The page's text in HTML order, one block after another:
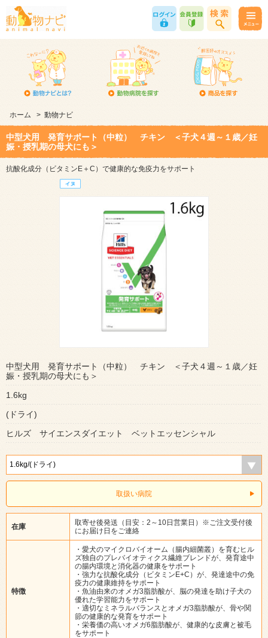
ホーム > 動物ナビ
中型犬用 発育サポート（中粒） チキン ＜子犬４週～１歳／妊
娠・授乳期の母犬にも＞
抗酸化成分（ビタミンE＋C）で健康的な免疫力をサポート
中型犬用 発育サポート（中粒） チキン ＜子犬４週～１歳／妊
娠・授乳期の母犬にも＞
1.6kg
(ドライ)
ヒルズ サイエンスダイエット ベットエッセンシャル
取扱い病院
在庫
取寄せ後発送（目安：2～10日営業日）※ご注文受付後
にお届け日をご連絡
特徴
・愛犬のマイクロバイオーム（腸内細菌叢）を育むヒル
ズ独自のプレバイオティクス繊維ブレンドが、発育途中
の腸内環境と消化器の健康をサポート
・強力な抗酸化成分（ビタミンE+C）が、発達途中の免
疫力の健康維持をサポート
・魚油由来のオメガ3脂肪酸が、脳の発達を助け子犬の
優れた学習能力をサポート
・適切なミネラルバランスとオメガ3脂肪酸が、骨や関
節の健康的な発育をサポート
・栄養価の高いオメガ6脂肪酸が、健康的な皮膚と被毛
をサポート